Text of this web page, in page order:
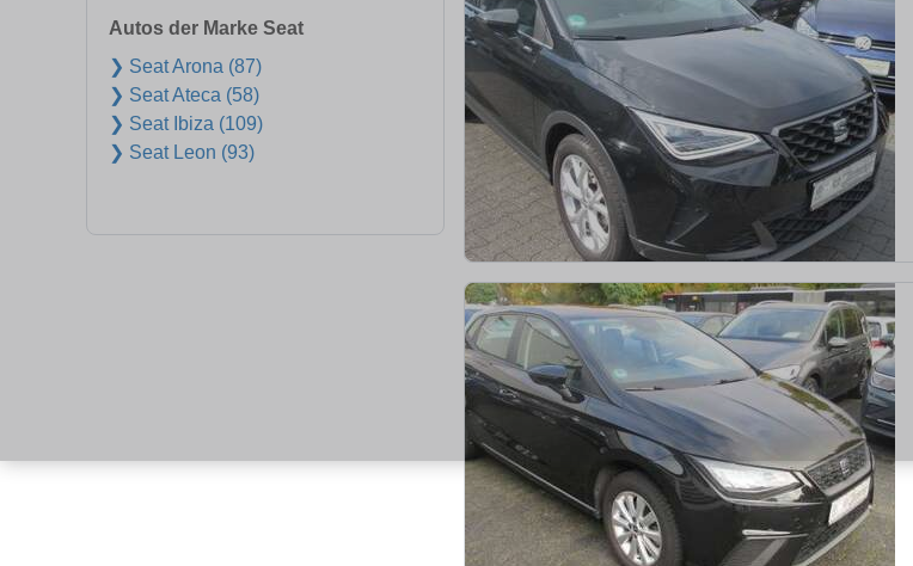
Autos der Marke Seat
❯ Seat Arona (87)
❯ Seat Ateca (58)
❯ Seat Ibiza (109)
❯ Seat Leon (93)